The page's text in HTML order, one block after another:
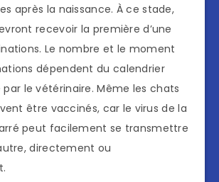
après la naissance. À ce stade,
recevoir la première d’une
Le nombre et le moment
dépendent du calendrier
le vétérinaire. Même les chats
être vaccinés, car le virus de la
peut facilement se transmettre
directement ou